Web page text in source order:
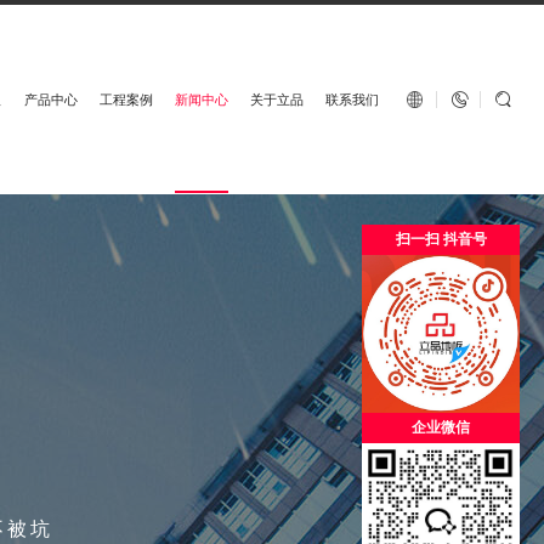
产品中心 工程案例 新闻中心 关于立品 联系我们 English  
坑
扫一扫 抖音号
企业微信